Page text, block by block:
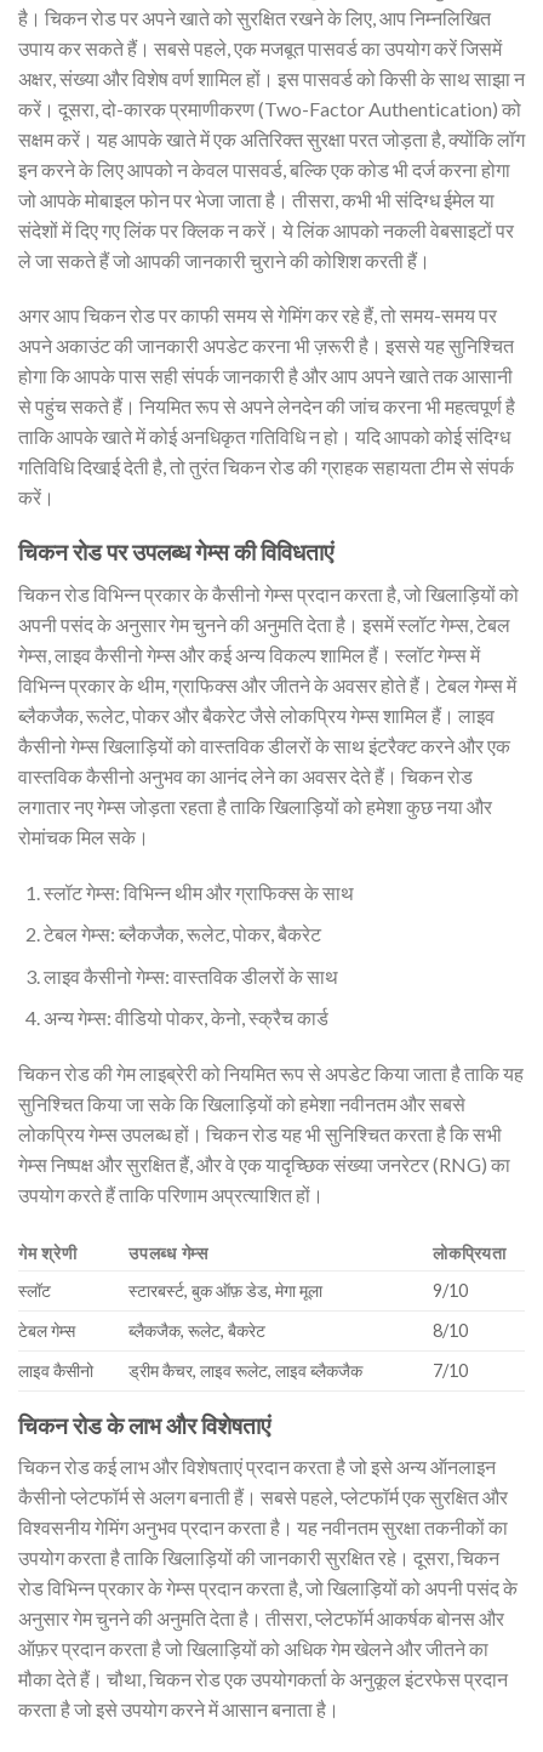
है। चिकन रोड पर अपने खाते को सुरक्षित रखने के लिए, आप निम्नलिखित
उपाय कर सकते हैं। सबसे पहले, एक मजबूत पासवर्ड का उपयोग करें जिसमें
अक्षर, संख्या और विशेष वर्ण शामिल हों। इस पासवर्ड को किसी के साथ साझा न
करें। दूसरा, दो-कारक प्रमाणीकरण (Two-Factor Authentication) को
सक्षम करें। यह आपके खाते में एक अतिरिक्त सुरक्षा परत जोड़ता है, क्योंकि लॉग
इन करने के लिए आपको न केवल पासवर्ड, बल्कि एक कोड भी दर्ज करना होगा
जो आपके मोबाइल फोन पर भेजा जाता है। तीसरा, कभी भी संदिग्ध ईमेल या
संदेशों में दिए गए लिंक पर क्लिक न करें। ये लिंक आपको नकली वेबसाइटों पर
ले जा सकते हैं जो आपकी जानकारी चुराने की कोशिश करती हैं।
अगर आप चिकन रोड पर काफी समय से गेमिंग कर रहे हैं, तो समय-समय पर
अपने अकाउंट की जानकारी अपडेट करना भी ज़रूरी है। इससे यह सुनिश्चित
होगा कि आपके पास सही संपर्क जानकारी है और आप अपने खाते तक आसानी
से पहुंच सकते हैं। नियमित रूप से अपने लेनदेन की जांच करना भी महत्वपूर्ण है
ताकि आपके खाते में कोई अनधिकृत गतिविधि न हो। यदि आपको कोई संदिग्ध
गतिविधि दिखाई देती है, तो तुरंत चिकन रोड की ग्राहक सहायता टीम से संपर्क
करें।
चिकन रोड पर उपलब्ध गेम्स की विविधताएं
चिकन रोड विभिन्न प्रकार के कैसीनो गेम्स प्रदान करता है, जो खिलाड़ियों को
अपनी पसंद के अनुसार गेम चुनने की अनुमति देता है। इसमें स्लॉट गेम्स, टेबल
गेम्स, लाइव कैसीनो गेम्स और कई अन्य विकल्प शामिल हैं। स्लॉट गेम्स में
विभिन्न प्रकार के थीम, ग्राफिक्स और जीतने के अवसर होते हैं। टेबल गेम्स में
ब्लैकजैक, रूलेट, पोकर और बैकरेट जैसे लोकप्रिय गेम्स शामिल हैं। लाइव
कैसीनो गेम्स खिलाड़ियों को वास्तविक डीलरों के साथ इंटरैक्ट करने और एक
वास्तविक कैसीनो अनुभव का आनंद लेने का अवसर देते हैं। चिकन रोड
लगातार नए गेम्स जोड़ता रहता है ताकि खिलाड़ियों को हमेशा कुछ नया और
रोमांचक मिल सके।
स्लॉट गेम्स: विभिन्न थीम और ग्राफिक्स के साथ
टेबल गेम्स: ब्लैकजैक, रूलेट, पोकर, बैकरेट
लाइव कैसीनो गेम्स: वास्तविक डीलरों के साथ
अन्य गेम्स: वीडियो पोकर, केनो, स्क्रैच कार्ड
चिकन रोड की गेम लाइब्रेरी को नियमित रूप से अपडेट किया जाता है ताकि यह
सुनिश्चित किया जा सके कि खिलाड़ियों को हमेशा नवीनतम और सबसे
लोकप्रिय गेम्स उपलब्ध हों। चिकन रोड यह भी सुनिश्चित करता है कि सभी
गेम्स निष्पक्ष और सुरक्षित हैं, और वे एक यादृच्छिक संख्या जनरेटर (RNG) का
उपयोग करते हैं ताकि परिणाम अप्रत्याशित हों।
गेम श्रेणी उपलब्ध गेम्स
लोकप्रियता
स्लॉट
स्टारबर्स्ट, बुक ऑफ़ डेड, मेगा मूला
9/10
टेबल गेम्स
ब्लैकजैक, रूलेट, बैकरेट
8/10
लाइव कैसीनो
ड्रीम कैचर, लाइव रूलेट, लाइव ब्लैकजैक 7/10
चिकन रोड के लाभ और विशेषताएं
चिकन रोड कई लाभ और विशेषताएं प्रदान करता है जो इसे अन्य ऑनलाइन
कैसीनो प्लेटफॉर्म से अलग बनाती हैं। सबसे पहले, प्लेटफॉर्म एक सुरक्षित और
विश्वसनीय गेमिंग अनुभव प्रदान करता है। यह नवीनतम सुरक्षा तकनीकों का
उपयोग करता है ताकि खिलाड़ियों की जानकारी सुरक्षित रहे। दूसरा, चिकन
रोड विभिन्न प्रकार के गेम्स प्रदान करता है, जो खिलाड़ियों को अपनी पसंद के
अनुसार गेम चुनने की अनुमति देता है। तीसरा, प्लेटफॉर्म आकर्षक बोनस और
ऑफ़र प्रदान करता है जो खिलाड़ियों को अधिक गेम खेलने और जीतने का
मौका देते हैं। चौथा, चिकन रोड एक उपयोगकर्ता के अनुकूल इंटरफेस प्रदान
करता है जो इसे उपयोग करने में आसान बनाता है।